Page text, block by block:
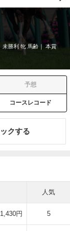
未勝利 牝 馬齢
本賞
予想
コースレコード
クする
人気
1,430円 5